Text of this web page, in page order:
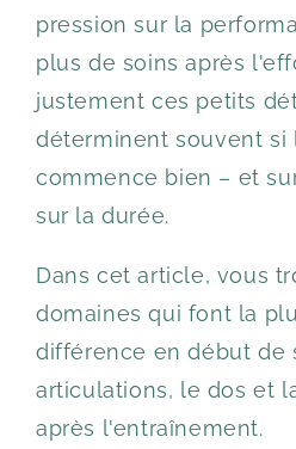
pression sur la
plus de soins après
justement ces petits
déterminent souvent si
commence bien – et
sur la durée.
Dans cet article, vous
domaines qui font la
différence en début de
articulations, le dos et
après l'entraînement.